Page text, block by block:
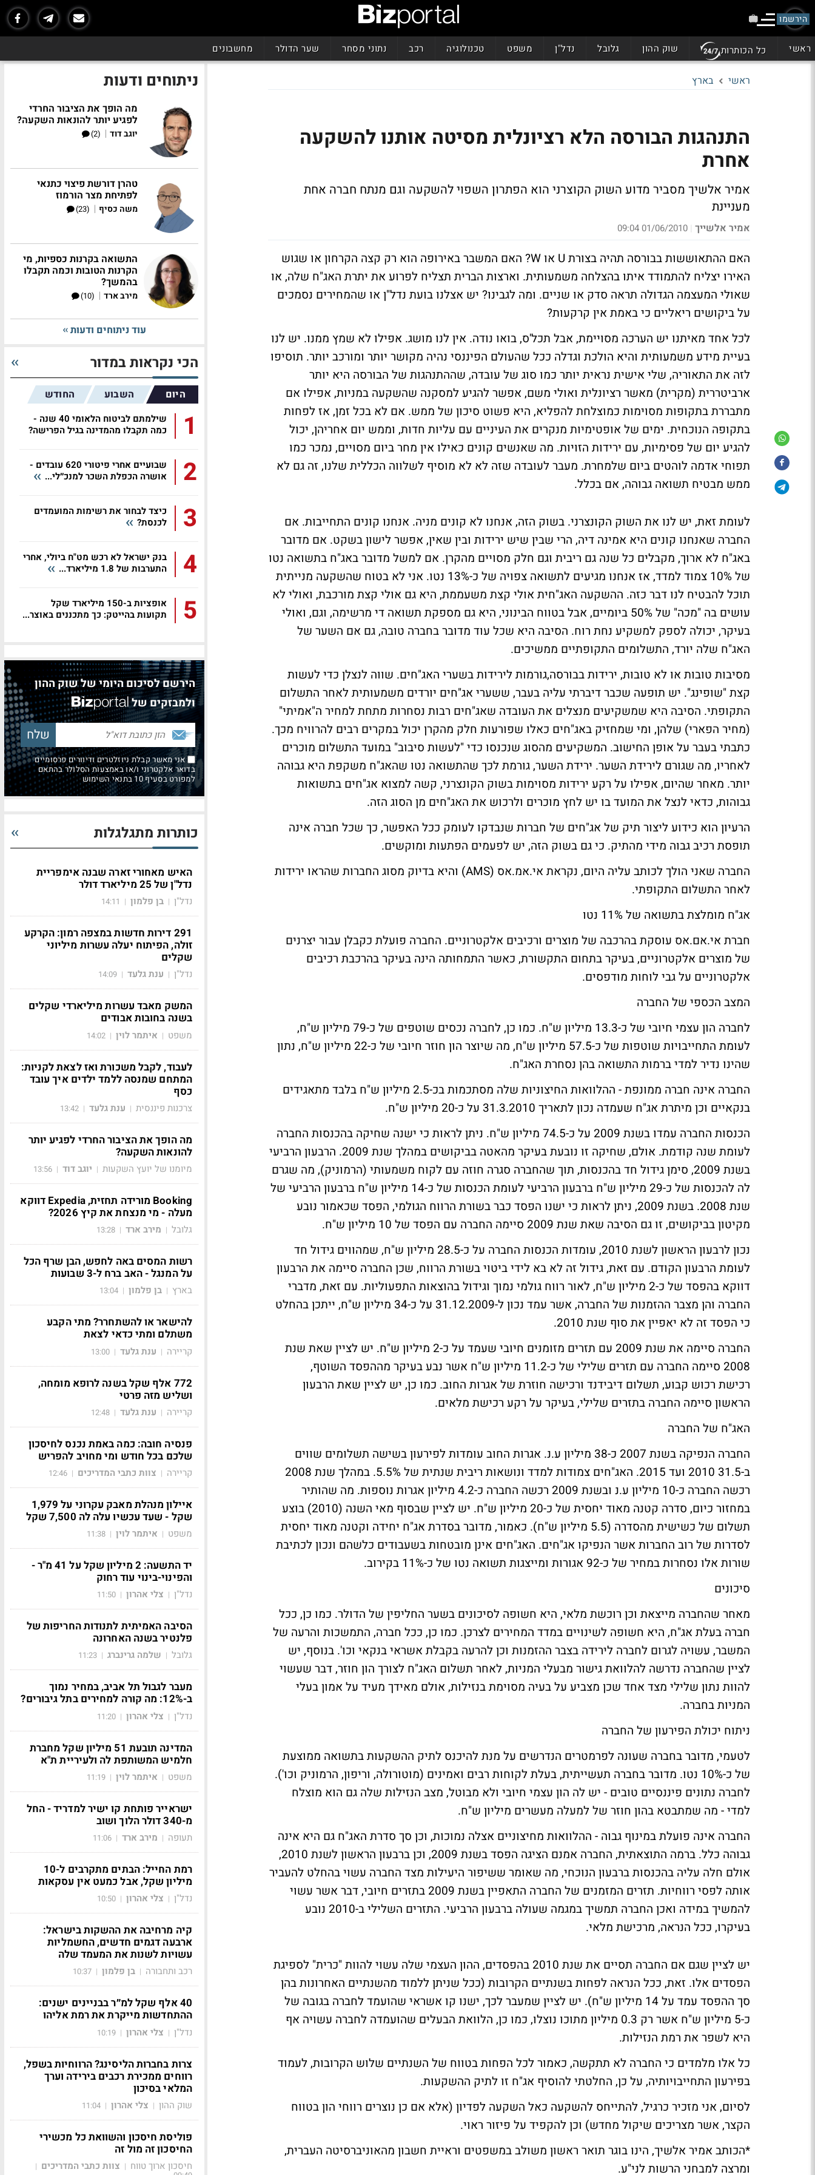
הירשמו
ראשי כל הכותרות שוק ההון גלובל נדל"ן משפט טכנולוגיה רכב נתוני מסחר שער הדולר מחשבונים
ראשי בארץ
התנהגות הבורסה הלא רציונלית מסיטה אותנו להשקעה
אחרת
אמיר אלשיך מסביר מדוע השוק הקוצרני הוא הפתרון השפוי להשקעה וגם מנתח חברה אחת
מעניינת
אמיר אלשייך |
01/06/2010 09:04
האם ההתאוששות בבורסה תהיה בצורת U או W? האם המשבר באירופה הוא רק קצה הקרחון או שגוש
האירו יצליח להתמודד איתו בהצלחה משמעותית. וארצות הברית תצליח לפרוע את יתרת האג"ח שלה, או
שאולי המעצמה הגדולה תראה סדק או שניים. ומה לגבינו? יש אצלנו בועת נדל"ן או שהמחירים נסמכים
על ביקושים ריאליים כי באמת אין קרקעות?
לכל אחד מאיתנו יש הערכה מסויימת, אבל תכל'ס, בואו נודה. אין לנו מושג. אפילו לא שמץ ממנו. יש לנו
בעיית מידע משמעותית והיא הולכת וגדלה ככל שהעולם הפיננסי נהיה מקושר יותר ומורכב יותר. תוסיפו
לזה את התאוריה, שלי אישית נראית יותר כמו סוג של עובדה, שההתנהגות של הבורסה היא יותר
ארביטררית (מקרית) מאשר רציונלית ואולי משם, אפשר להגיע למסקנה שהשקעה במניות, אפילו אם
מתבררת בתקופות מסוימות כמוצלחת להפליא, היא פשוט סיכון של ממש. אם לא בכל זמן, אז לפחות
בתקופה הנוכחית. ימים של אופטימיות מנקרים את העיניים עם עליות חדות, וממש יום אחריהן, יכול
להגיע יום של פסימיות, עם ירידות הזויות. מה שאנשים קונים כאילו אין מחר ביום מסויים, נמכר כמו
תפוחי אדמה לוהטים ביום שלמחרת. מעבר לעובדה שזה לא לא מוסיף לשלווה הכללית שלנו, זה גם לא
ממש מבטיח תשואה גבוהה, אם בכלל.
לעומת זאת, יש לנו את השוק הקונצרני. בשוק הזה, אנחנו לא קונים מניה. אנחנו קונים התחייבות. אם
החברה שאנחנו קונים היא אמינה דיה, הרי שבין שיש ירידות ובין שאין, אפשר לישון בשקט. אם מדובר
באג"ח לא ארוך, מקבלים כל שנה גם ריבית וגם חלק מסויים מהקרן. אם למשל מדובר באג"ח בתשואה נטו
של 10% צמוד למדד, אז אנחנו מגיעים לתשואה צפויה של כ-13% נטו. אני לא בטוח שהשקעה מנייתית
תוכל להבטיח לנו דבר כזה. ההשקעה האג"חית אולי קצת משעממת, היא גם אולי קצת מורכבת, ואולי לא
עושים בה "מכה" של 50% ביומיים, אבל בטווח הבינוני, היא גם מספקת תשואה די מרשימה, וגם, ואולי
בעיקר, יכולה לספק למשקיע נחת רוח. הסיבה היא שכל עוד מדובר בחברה טובה, גם אם השער של
האג"ח שלה יורד, התשלומים התקופתיים ממשיכים.
מסיבות טובות או לא טובות, ירידות בבורסה,גורמות לירידות בשערי האג"חים. שווה לנצלן כדי לעשות
קצת "שופינג". יש תופעה שכבר דיברתי עליה בעבר, ששערי אג"חים יורדים משמעותית לאחר התשלום
התקופתי. הסיבה היא שמשקיעים מנצלים את העובדה שאג"חים רבות נסחרות מתחת למחיר ה"אמיתי"
(מחיר הפארי) שלהן, ומי שמחזיק באג"חים כאלו שפורעות חלק מהקרן יכול במקרים רבים להרוויח מכך.
כתבתי בעבר על אופן החישוב. המשקיעים מהסוג שנכנסו כדי "לעשות סיבוב" במועד התשלום מוכרים
לאחריו, מה שגורם לירידת השער. ירידת השער, גורמת לכך שהתשואה נטו שהאג"ח משקפת היא גבוהה
יותר. מאחר שהיום, אפילו על רקע ירידות מסוימות בשוק הקונצרני, קשה למצוא אג"חים בתשואות
גבוהות, כדאי לנצל את המועד בו יש לחץ מוכרים ולרכוש את האג"חים מן הסוג הזה.
הרעיון הוא כידוע ליצור תיק של אג"חים של חברות שנבדקו לעומק ככל האפשר, כך שכל חברה אינה
תופסת רכיב גבוה מידי מהתיק. כי גם בשוק הזה, יש לפעמים הפתעות ומוקשים.
החברה שאני הולך לכותב עליה היום, נקראת אי.אמ.אס (AMS) והיא בדיוק מסוג החברות שהראו ירידות
לאחר התשלום התקופתי.
אג"ח מומלצת בתשואה של 11% נטו
חברת אי.אם.אס עוסקת בהרכבה של מוצרים ורכיבים אלקטרוניים. החברה פועלת כקבלן עבור יצרנים
של מוצרים אלקטרוניים, בעיקר בתחום התקשורת, כאשר התמחותה הינה בעיקר בהרכבת רכיבים
אלקטרוניים על גבי לוחות מודפסים.
המצב הכספי של החברה
לחברה הון עצמי חיובי של כ-13.3 מיליון ש"ח. כמו כן, לחברה נכסים שוטפים של כ-79 מיליון ש"ח,
לעומת התחייבויות שוטפות של כ-57.5 מיליון ש"ח, מה שיוצר הון חוזר חיובי של כ-22 מיליון ש"ח, נתון
שהינו נדיר למדי ברמות התשואה בהן נסחרת האג"ח.
החברה אינה חברה ממונפת - ההלוואות החיצוניות שלה מסתכמות בכ-2.5 מיליון ש"ח בלבד מתאגידים
בנקאיים וכן מיתרת אג"ח שעמדה נכון לתאריך 31.3.2010 על כ-20 מיליון ש"ח.
הכנסות החברה עמדו בשנת 2009 על כ-74.5 מיליון ש"ח. ניתן לראות כי ישנה שחיקה בהכנסות החברה
לעומת שנה קודמת. אולם, שחיקה זו נובעת בעיקר מהאטה בביקושים במהלך שנת 2009. הרבעון הרביעי
בשנת 2009, סימן גידול חד בהכנסות, תוך שהחברה סגרה חוזה עם לקוח משמעותי (הרמוניק), מה שגרם
לה להכנסות של כ-29 מיליון ש"ח ברבעון הרביעי לעומת הכנסות של כ-14 מיליון ש"ח ברבעון הרביעי של
שנת 2008. בשנת 2009, ניתן לראות כי ישנו הפסד כבר בשורת הרווח הגולמי, הפסד שכאמור נובע
מקיטון בביקושים, זו גם הסיבה שאת שנת 2009 סיימה החברה עם הפסד של 10 מיליון ש"ח.
נכון לרבעון הראשון לשנת 2010, עומדות הכנסות החברה על כ-28.5 מיליון ש"ח, שמהווים גידול חד
לעומת הרבעון הקודם. עם זאת, גידול זה לא בא לידי ביטוי בשורת הרווח, שכן החברה סיימה את הרבעון
דווקא בהפסד של כ-2 מיליון ש"ח, לאור רווח גולמי נמוך וגידול בהוצאות התפעוליות. עם זאת, מדברי
החברה והן מצבר ההזמנות של החברה, אשר עמד נכון ל-31.12.2009 על כ-34 מיליון ש"ח, ייתכן בהחלט
כי הפסד זה לא יאפיין את סוף שנת 2010.
החברה סיימה את שנת 2009 עם תזרים מזומנים חיובי שעמד על כ-2 מיליון ש"ח. יש לציין שאת שנת
2008 סיימה החברה עם תזרים שלילי של כ-11.2 מיליון ש"ח אשר נבע בעיקר מההפסד השוטף,
רכישת רכוש קבוע, תשלום דיבידנד ורכישה חוזרת של אגרות החוב. כמו כן, יש לציין שאת הרבעון
הראשון סיימה החברה בתזרים שלילי, בעיקר על רקע רכישת מלאים.
האג"ח של החברה
החברה הנפיקה בשנת 2007 כ-38 מיליון ע.נ. אגרות החוב עומדות לפירעון בשישה תשלומים שווים
ב-31.5 2010 ועד 2015. האג"חים צמודות למדד ונושאות ריבית שנתית של 5.5%. במהלך שנת 2008
רכשה החברה כ-10 מיליון ע.נ ובשנת 2009 רכשה החברה כ-4.2 מיליון אגרות נוספות. מה שהותיר
במחזור כיום, סדרה קטנה מאוד יחסית של כ-20 מיליון ש"ח. יש לציין שבסוף מאי השנה (2010) בוצע
תשלום של כשישית מהסדרה (5.5 מיליון ש"ח). כאמור, מדובר בסדרת אג"ח יחידה וקטנה מאוד יחסית
לסדרות של רוב החברות אשר הנפיקו אג"חים. האג"חים אינן מובטחות בשעבודים כלשהם ונכון לכתיבת
שורות אלו נסחרות במחיר של כ-92 אגורות ומייצגות תשואה נטו של כ-11% בקירוב.
סיכונים
מאחר שהחברה מייצאת וכן רוכשת מלאי, היא חשופה לסיכונים בשער החליפין של הדולר. כמו כן, ככל
חברה בעלת אג"ח, היא חשופה לשינויים במדד המחירים לצרכן. כמו כן, ככל חברה, התמשכות והרעה של
המשבר, עשויה לגרום לחברה לירידה בצבר ההזמנות וכן להרעה בקבלת אשראי בנקאי וכו'. בנוסף, יש
לציין שהחברה נדרשה להלוואת גישור מבעלי המניות, לאחר תשלום האג"ח לצורך הון חוזר, דבר שעשוי
להוות נתון שלילי מצד אחד שכן מצביע על בעיה מסוימת בנזילות, אולם מאידך מעיד על אמון בעלי
המניות בחברה.
ניתוח יכולת הפירעון של החברה
לטעמי, מדובר בחברה שעונה לפרמטרים הנדרשים על מנת להיכנס לתיק ההשקעות בתשואה ממוצעת
של כ-10% נטו. מדובר בחברה תעשייתית, בעלת לקוחות רבים ואמינים (מוטורולה, וריפון, הרמוניק וכו').
לחברה נתונים פיננסיים טובים - יש לה הון עצמי חיובי ולא מבוטל, מצב הנזילות שלה גם הוא מוצלח
למדי - מה שמתבטא בהון חוזר של למעלה מעשרים מיליון ש"ח.
החברה אינה פועלת במינוף גבוה - ההלוואות מחיצוניים אצלה נמוכות, וכן סך סדרת האג"ח גם היא אינה
גבוהה כלל. ברמה התוצאתית, החברה אמנם הציגה הפסד בשנת 2009, וכן ברבעון הראשון לשנת 2010,
אולם חלה עליה בהכנסות ברבעון הנוכחי, מה שאומר ששיפור היעילות מצד החברה עשוי בהחלט להעביר
אותה לפסי רווחיות. תזרים המזמנים של החברה התאפיין בשנת 2009 בתזרים חיובי, דבר אשר עשוי
להמשיך במידה ואכן החברה תמשיך במגמה שעולה ברבעון הרביעי. התזרים השלילי ב-2010 נובע
בעיקרו, ככל הנראה, מרכישת מלאי.
יש לציין שגם אם החברה תסיים את שנת 2010 בהפסדים, ההון העצמי שלה עשוי להוות "כרית" לספיגת
הפסדים אלו. זאת, ככל הנראה לפחות בשנתיים הקרובות (ככל שניתן ללמוד מהשנתיים האחרונות בהן
סך ההפסד עמד על 14 מיליון ש"ח). יש לציין שמעבר לכך, ישנו קו אשראי שהועמד לחברה בגובה של
כ-5 מיליון ש"ח אשר רק 0.3 מיליון מתוכו נוצלו, כמו כן, הלוואת הבעלים שהועמדה לחברה עשויה אף
היא לשפר את רמת הנזילות.
כל אלו מלמדים כי החברה לא תתקשה, כאמור לכל הפחות בטווח של השנתיים שלוש הקרובות, לעמוד
בפירעון התחייבויותיה, על כן, החלטתי להוסיף אג"ח זו לתיק ההשקעות.
לסיום, אני מזכיר כרגיל, להתייחס להשקעה כאל השקעה לפדיון (אלא אם כן נוצרים רווחי הון בטווח
הקצר, אשר מצריכים שיקול מחדש) וכן להקפיד על פיזור ראוי.
*הכותב אמיר אלשיך, הינו בוגר תואר ראשון משולב במשפטים וראיית חשבון מהאוניברסיטה העברית,
ומרצה למבחני הרשות לני"ע.
ניתוחים ודעות
מה הופך את הציבור החרדי
לפגיע יותר להונאות השקעה?
יוגב דוד |
(2)
טהרן דורשת פיצוי כתנאי
לפתיחת מצר הורמוז
משה כסיף |
(23)
התשואה בקרנות כספיות, מי
הקרנות הטובות וכמה תקבלו
בהמשך?
מירב ארד |
(10)
עוד ניתוחים ודעות
הכי נקראות במדור
היום השבוע החודש
1
שילמתם לביטוח הלאומי 40 שנה -
כמה תקבלו מהמדינה בגיל הפרישה?
2
שבועיים אחרי פיטורי 620 עובדים -
אושרה הכפלת השכר למנכ״לי...
3
כיצד לבחור את רשימות המועמדים
לכנסת?
4
בנק ישראל לא רכש מט"ח ביולי, אחרי
התערבות של 1.8 מיליארד...
5
אופציות ב-150 מיליארד שקל
תקועות בהייטק: כך מתכננים באוצר...
הירשם לסיכום היומי של שוק ההון
ולמבזקים של
אני מאשר קבלת ניוזלטרים ודיוורים פרסומיים
בדואר אלקטרוני ו/או באמצעות הסלולר בהתאם
למפורט בסעיף 10 בתנאי השימוש
כותרות מתגלגלות
האיש מאחורי זארה שבנה אימפריית
נדל"ן של 25 מיליארד דולר
נדל"ן | בן פלמון |
14:11
291 דירות חדשות במצפה רמון: הקרקע
זולה, הפיתוח יעלה עשרות מיליוני
שקלים
נדל"ן | ענת גלעד |
14:09
המשק מאבד עשרות מיליארדי שקלים
בשנה בחובות אבודים
משפט | איתמר לוין |
14:02
לעבוד, לקבל משכורת ואז לצאת לקניות:
המתחם שמנסה ללמד ילדים איך עובד
כסף
צרכנות פיננסית | ענת גלעד |
13:42
מה הופך את הציבור החרדי לפגיע יותר
להונאות השקעה?
מיומנו של יועץ השקעות | יוגב דוד |
13:56
Booking מורידה תחזית, Expedia דווקא
מעלה - מי מנצחת את קיץ 2026?
גלובל | מירב ארד |
13:28
רשות המסים באה לחפש, הבן שרף הכל
על המנגל - האב ברח ל-3 שבועות
בארץ | בן פלמון |
13:04
להישאר או להשתחרר? מתי הקבע
משתלם ומתי כדאי לצאת
קריירה | ענת גלעד |
13:00
772 אלף שקל בשנה לרופא מומחה,
ושליש מזה פרטי
קריירה | ענת גלעד |
12:48
פנסיה חובה: כמה באמת נכנס לחיסכון
שלכם בכל חודש ומי מחויב להפריש
קריירה | צוות כתבי המדריכים |
12:46
איילון מנהלת מאבק עקרוני על 1,979
שקל - שעד עכשיו עלה לה 7,500 שקל
משפט | איתמר לוין |
11:38
יד התשעה: 2 מיליון שקל על 41 מ"ר -
והפינוי-בינוי עוד רחוק
נדל"ן | צלי אהרון |
11:50
הסיבה האמיתית לתנודות החריפות של
פלנטיר בשנה האחרונה
גלובל | שלמה גרינברג |
11:23
מעבר לגבול תל אביב, במחיר נמוך
ב-12%: מה קורה למחירים בתל גיבורים?
נדל"ן | צלי אהרון |
11:20
המדינה תובעת 51 מיליון שקל מחברת
חלמיש המשותפת לה ולעיריית ת"א
משפט | איתמר לוין |
11:19
ישראייר פותחת קו ישיר למדריד - החל
מ-340 דולר הלוך ושוב
תעופה | מירב ארד |
11:06
רמת החייל: הבתים מתקרבים ל-10
מיליון שקל, אבל כמעט אין עסקאות
נדל"ן | צלי אהרון |
10:50
קיה מרחיבה את ההשקות בישראל:
ארבעה דגמים חדשים, החשמליות
עשויות לשנות את המעמד שלה
רכב ותחבורה | בן פלמון |
10:37
40 אלף שקל למ״ר בבניינים ישנים:
ההתחדשות מייקרת את רמת אליהו
נדל"ן | צלי אהרון |
10:19
צרות בחברות הליסינג? הרווחיות בשפל,
רווחים ממכירת רכבים בירידה וערך
המלאי בסיכון
שוק ההון | צלי אהרון |
11:04
פוליסת חיסכון והשוואת כל מכשירי
החיסכון זה מול זה
חיסכון ארוך טווח | צוות כתבי המדריכים |